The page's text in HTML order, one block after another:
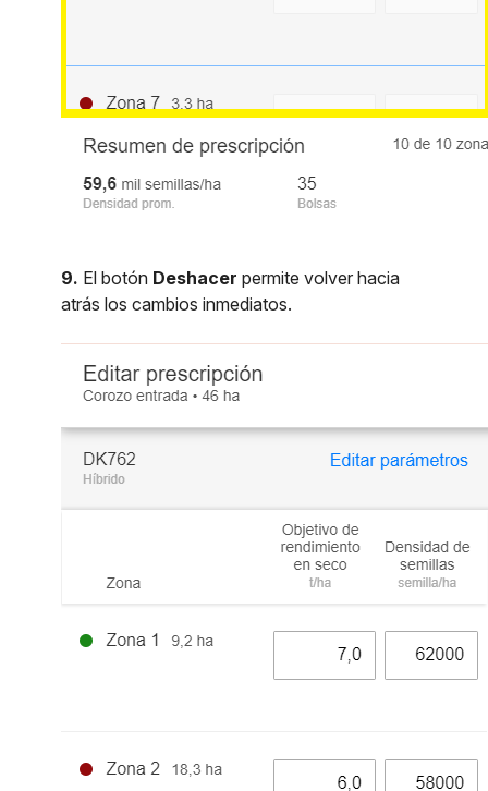
9. El botón Deshacer permite volver hacia
atrás los cambios inmediatos.